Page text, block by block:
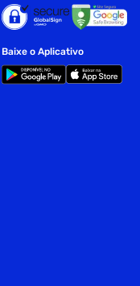
Baixe o Aplicativo